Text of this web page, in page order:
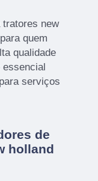
tratores new
quem
qualidade
serviços
de
holland